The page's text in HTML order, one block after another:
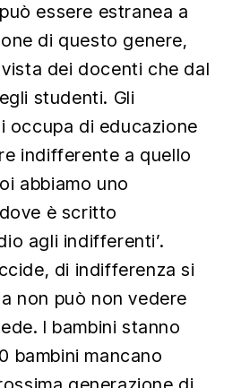
essere estranea a
di questo genere,
dei docenti che dal
studenti. Gli
occupa di educazione
indifferente a quello
abbiamo uno
è scritto
agli indifferenti’.
di indifferenza si
non può non vedere
I bambini stanno
bambini mancano